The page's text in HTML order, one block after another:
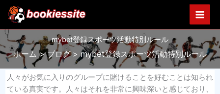
を
キ
mybet登録スポーツ活動特別ルール
ホーム ブログ mybet登録スポーツ活動特別ルール
人々がお気に入りのグループに賭けることを好むことは知られ
ている真実です。人々はそれを非常に興味深いと感じており、